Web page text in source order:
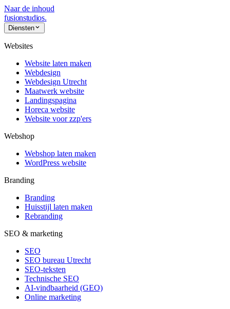
Naar de inhoud
fusionstudios.
Diensten
Websites
Website laten maken
Webdesign
Webdesign Utrecht
Maatwerk website
Landingspagina
Horeca website
Website voor zzp'ers
Webshop
Webshop laten maken
WordPress website
Branding
Branding
Huisstijl laten maken
Rebranding
SEO & marketing
SEO
SEO bureau Utrecht
SEO-teksten
Technische SEO
AI-vindbaarheid (GEO)
Online marketing